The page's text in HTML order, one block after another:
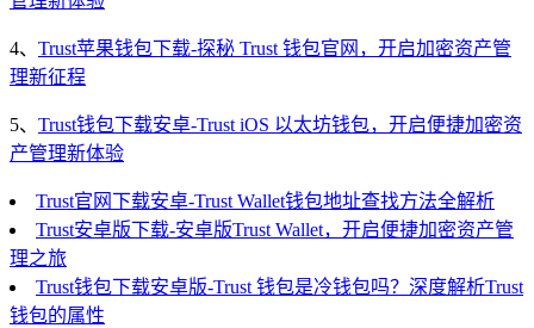
4、 Trust苹果钱包下载-探秘 Trust 钱包官网，开启加密资产管
理新征程
5、 Trust钱包下载安卓-Trust iOS 以太坊钱包，开启便捷加密资
产管理新体验
Trust官网下载安卓-Trust Wallet钱包地址查找方法全解析
Trust安卓版下载-安卓版Trust Wallet，开启便捷加密资产管
理之旅
Trust钱包下载安卓版-Trust 钱包是冷钱包吗？深度解析Trust
钱包的属性